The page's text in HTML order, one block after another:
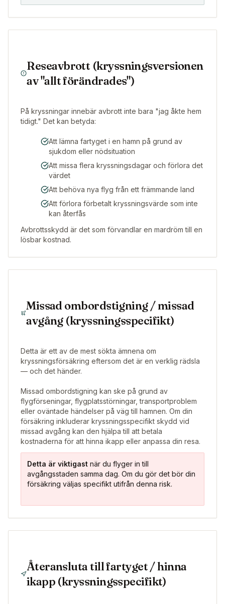
Reseavbrott (kryssningsversionen
av "allt förändrades")
På kryssningar innebär avbrott inte bara "jag åkte hem
tidigt." Det kan betyda:
Att lämna fartyget i en hamn på grund av
sjukdom eller nödsituation
Att missa flera kryssningsdagar och förlora det
värdet
Att behöva nya flyg från ett främmande land
Att förlora förbetalt kryssningsvärde som inte
kan återfås
Avbrottsskydd är det som förvandlar en mardröm till en
lösbar kostnad.
Missad ombordstigning / missad
avgång (kryssningsspecifikt)
Detta är ett av de mest sökta ämnena om
kryssningsförsäkring eftersom det är en verklig rädsla
— och det händer.
Missad ombordstigning kan ske på grund av
flygförseningar, flygplatsstörningar, transportproblem
eller oväntade händelser på väg till hamnen. Om din
försäkring inkluderar kryssningsspecifikt skydd vid
missad avgång kan den hjälpa till att betala
kostnaderna för att hinna ikapp eller anpassa din resa.
Detta är viktigast när du flyger in till
avgångsstaden samma dag. Om du gör det bör din
försäkring väljas specifikt utifrån denna risk.
Återansluta till fartyget / hinna
ikapp (kryssningsspecifikt)